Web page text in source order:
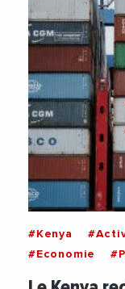
#Kenya
#Economie